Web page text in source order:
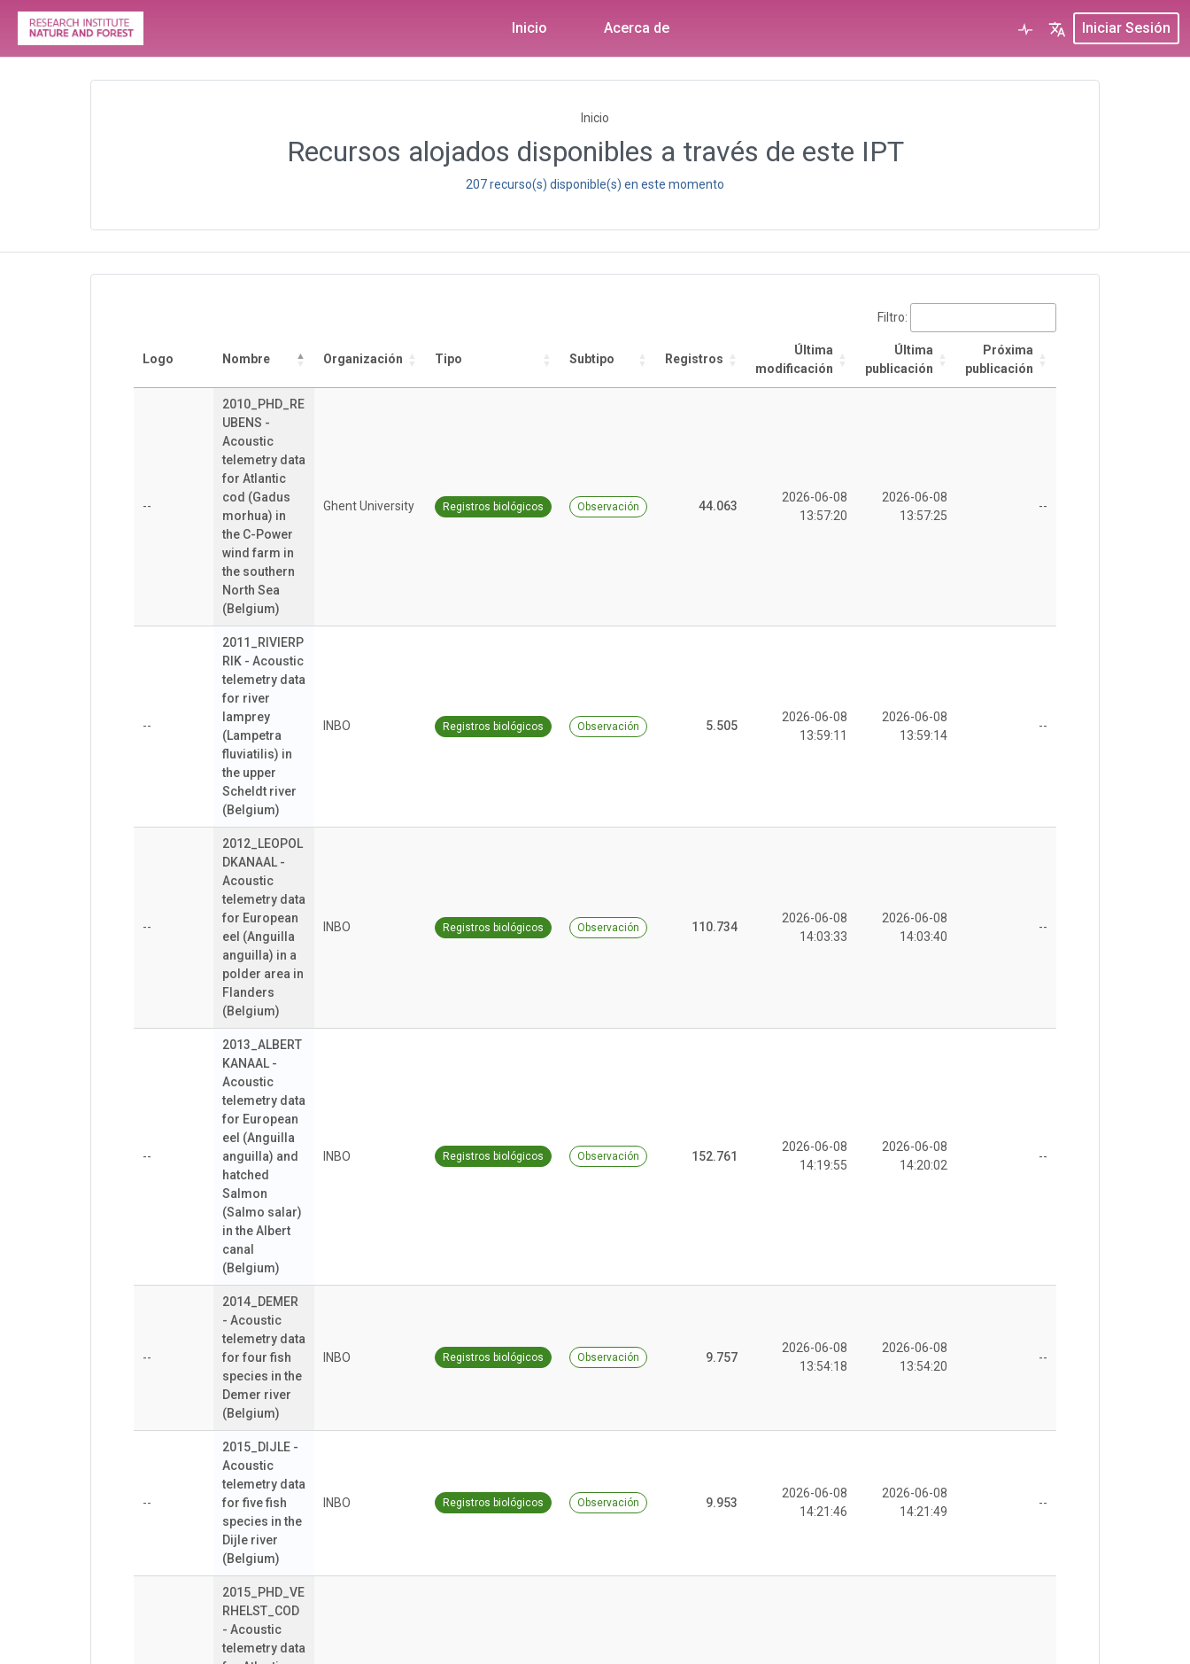
Inicio Acerca de Iniciar Sesión
Inicio
Recursos alojados disponibles a través de este IPT
207 recurso(s) disponible(s) en este momento
Filtro:
Logo Nombre Organización Tipo Subtipo Registros
Última
modificación
Última
publicación
Próxima
publicación
--
2010_PHD_RE
UBENS -
Acoustic
telemetry data
for Atlantic
cod (Gadus
morhua) in
the C-Power
wind farm in
the southern
North Sea
(Belgium)
Ghent University Registros biológicos Observación 44.063
2026-06-08
13:57:20
2026-06-08
13:57:25
--
--
2011_RIVIERP
RIK - Acoustic
telemetry data
for river
lamprey
(Lampetra
fluviatilis) in
the upper
Scheldt river
(Belgium)
INBO Registros biológicos Observación 5.505
2026-06-08
13:59:11
2026-06-08
13:59:14
--
--
2012_LEOPOL
DKANAAL -
Acoustic
telemetry data
for European
eel (Anguilla
anguilla) in a
polder area in
Flanders
(Belgium)
INBO Registros biológicos Observación 110.734
2026-06-08
14:03:33
2026-06-08
14:03:40
--
--
2013_ALBERT
KANAAL -
Acoustic
telemetry data
for European
eel (Anguilla
anguilla) and
hatched
Salmon
(Salmo salar)
in the Albert
canal
(Belgium)
INBO Registros biológicos Observación 152.761
2026-06-08
14:19:55
2026-06-08
14:20:02
--
--
2014_DEMER
- Acoustic
telemetry data
for four fish
species in the
Demer river
(Belgium)
INBO Registros biológicos Observación 9.757
2026-06-08
13:54:18
2026-06-08
13:54:20
--
--
2015_DIJLE -
Acoustic
telemetry data
for five fish
species in the
Dijle river
(Belgium)
INBO Registros biológicos Observación 9.953
2026-06-08
14:21:46
2026-06-08
14:21:49
--
2015_PHD_VE
RHELST_COD
- Acoustic
telemetry data